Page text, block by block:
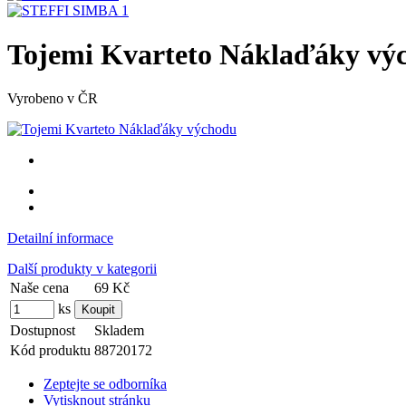
Tojemi Kvarteto Náklaďáky
Vyrobeno v ČR
Detailní informace
Další produkty v kategorii
Naše cena
69 Kč
ks
Dostupnost
Skladem
Kód produktu 88720172
Zeptejte se odborníka
Vytisknout stránku